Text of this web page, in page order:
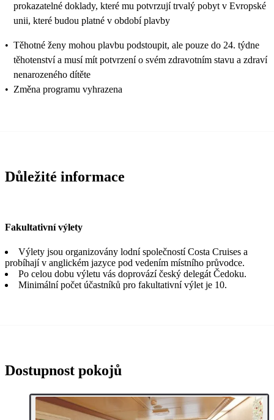
prokazatelné doklady, které mu potvrzují trvalý pobyt v Evropské
unii, které budou platné v období plavby
• Těhotné ženy mohou plavbu podstoupit, ale pouze do 24. týdne
těhotenství a musí mít potvrzení o svém zdravotním stavu a zdraví
nenarozeného dítěte
• Změna programu vyhrazena
Důležité informace
Fakultativní výlety
Výlety jsou organizovány lodní společností Costa Cruises a
probíhají v anglickém jazyce pod vedením místního průvodce.
Po celou dobu výletu vás doprovází český delegát Čedoku.
Minimální počet účastníků pro fakultativní výlet je 10.
Dostupnost pokojů